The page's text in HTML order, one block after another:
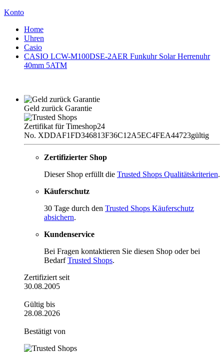
Konto
Home
Uhren
Casio
CASIO LCW-M100DSE-2AER Funkuhr Solar Herrenuhr
40mm 5ATM
Geld zurück Garantie
Zertifikat für Timeshop24
No. XDDAF1FD346813F36C12A5EC4FEA44723gültig
Zertifizierter Shop
Dieser Shop erfüllt die Trusted Shops Qualitätskriterien.
Käuferschutz
30 Tage durch den Trusted Shops Käuferschutz
absichern.
Kundenservice
Bei Fragen kontaktieren Sie diesen Shop oder bei
BedarfTrusted Shops.
Zertifiziert seit
30.08.2005
Gültig bis
28.08.2026
Bestätigt von